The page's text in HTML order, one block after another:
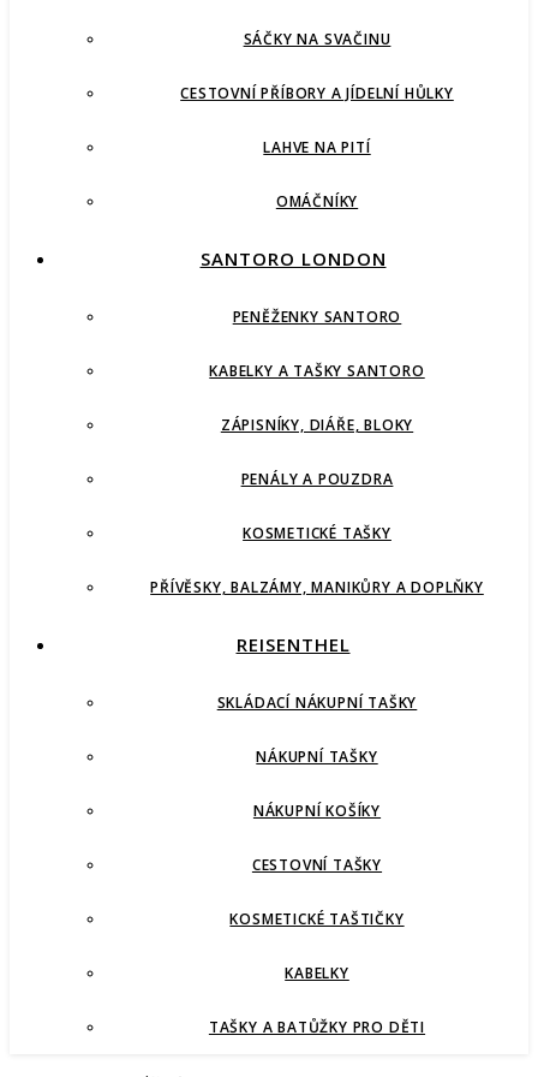
SÁČKY NA SVAČINU
CESTOVNÍ PŘÍBORY A JÍDELNÍ HŮLKY
LAHVE NA PITÍ
OMÁČNÍKY
SANTORO LONDON
PENĚŽENKY SANTORO
KABELKY A TAŠKY SANTORO
ZÁPISNÍKY, DIÁŘE, BLOKY
PENÁLY A POUZDRA
KOSMETICKÉ TAŠKY
PŘÍVĚSKY, BALZÁMY, MANIKŮRY A DOPLŇKY
REISENTHEL
SKLÁDACÍ NÁKUPNÍ TAŠKY
NÁKUPNÍ TAŠKY
NÁKUPNÍ KOŠÍKY
CESTOVNÍ TAŠKY
KOSMETICKÉ TAŠTIČKY
KABELKY
TAŠKY A BATŮŽKY PRO DĚTI